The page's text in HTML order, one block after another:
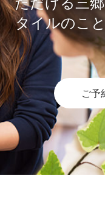
タイルのこ
ご予